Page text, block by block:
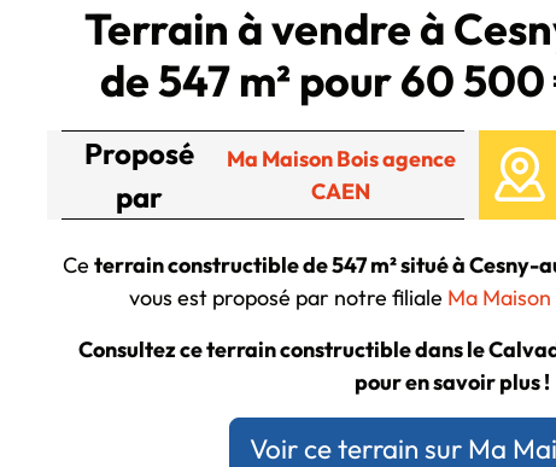
Terrain à vendre à
de 547 m² pour 60
Proposé
par
Ma Maison Bois agence
CAEN
Ce terrain constructible de 547 m² situé à Cesny-
vous est proposé par notre filiale Ma
Consultez ce terrain constructible dans le
pour en savoir plus !
Voir ce terrain sur Ma